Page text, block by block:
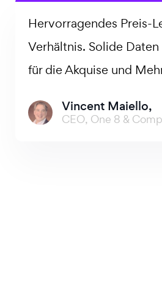
Hervorragendes Preis-
Verhältnis. Solide
für die Akquise und
Vincent Maiello,
CEO, One 8 &